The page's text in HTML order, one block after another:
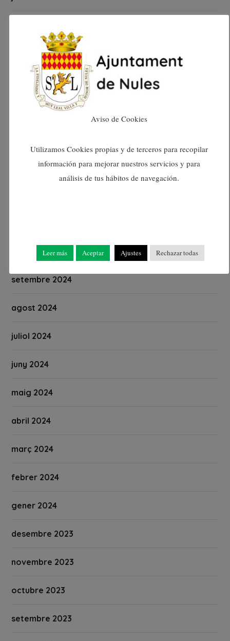
maig 2025
abril 2025
març 2025
gener 2025
octubre 2024
setembre 2024
agost 2024
juliol 2024
juny 2024
maig 2024
abril 2024
març 2024
febrer 2024
gener 2024
desembre 2023
novembre 2023
octubre 2023
setembre 2023
Aviso de Cookies
Utilizamos Cookies propias y de terceros para recopilar
información para mejorar nuestros servicios y para
análisis de tus hábitos de navegación.
Leer más Aceptar Ajustes Rechazar todas